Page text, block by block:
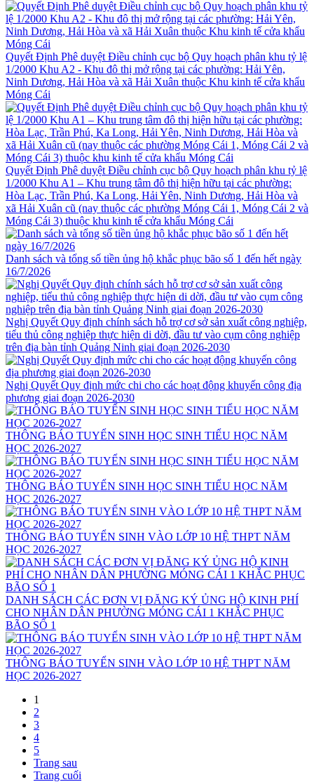
Quyết Định Phê duyệt Điều chỉnh cục bộ Quy hoạch phân khu tỷ lệ
1/2000 Khu A2 - Khu đô thị mở rộng tại các phường: Hải Yên,
Ninh Dương, Hải Hòa và xã Hải Xuân thuộc Khu kinh tế cửa khẩu
Móng Cái
Quyết Định Phê duyệt Điều chỉnh cục bộ Quy hoạch phân khu tỷ lệ
1/2000 Khu A1 – Khu trung tâm đô thị hiện hữu tại các phường:
Hòa Lạc, Trần Phú, Ka Long, Hải Yên, Ninh Dương, Hải Hòa và
xã Hải Xuân cũ (nay thuộc các phường Móng Cái 1, Móng Cái 2 và
Móng Cái 3) thuộc khu kinh tế cửa khẩu Móng Cái
Danh sách và tổng số tiền ủng hộ khắc phục bão số 1 đến hết ngày
16/7/2026
Nghị Quyết Quy định chính sách hỗ trợ cơ sở sản xuất công nghiệp,
tiểu thủ công nghiệp thực hiện di dời, đầu tư vào cụm công nghiệp
trên địa bàn tỉnh Quảng Ninh giai đoạn 2026-2030
Nghị Quyết Quy định mức chi cho các hoạt động khuyến công địa
phương giai đoạn 2026-2030
THÔNG BÁO TUYỂN SINH HỌC SINH TIỂU HỌC NĂM
HỌC 2026-2027
THÔNG BÁO TUYỂN SINH HỌC SINH TIỂU HỌC NĂM
HỌC 2026-2027
THÔNG BÁO TUYỂN SINH VÀO LỚP 10 HỆ THPT NĂM
HỌC 2026-2027
DANH SÁCH CÁC ĐƠN VỊ ĐĂNG KÝ ỦNG HỘ KINH PHÍ
CHO NHÂN DÂN PHƯỜNG MÓNG CÁI 1 KHẮC PHỤC
BÃO SỐ 1
THÔNG BÁO TUYỂN SINH VÀO LỚP 10 HỆ THPT NĂM
HỌC 2026-2027
1
2
3
4
5
Trang sau
Trang cuối